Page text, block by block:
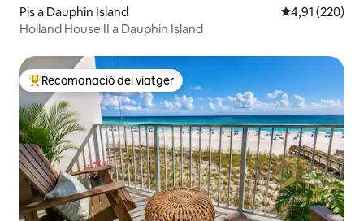
Pis a Dauphin Island 4,91 de
4,91 (220)
Holland House II a Dauphin Island
Principals recomanacions dels viatgers
Recomanació del viatger